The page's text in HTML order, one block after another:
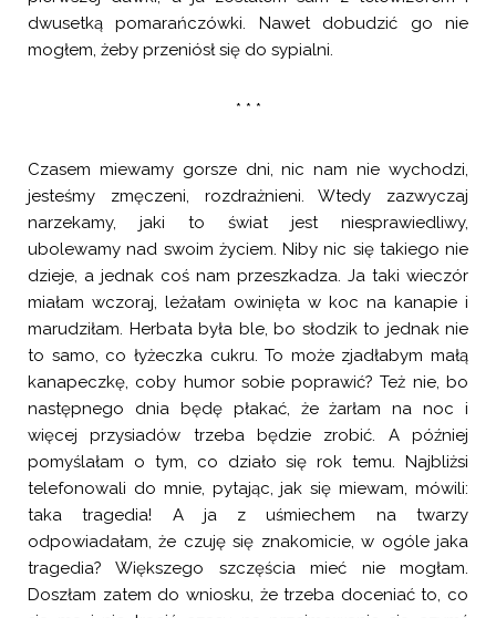
dwusetką pomarańczówki. Nawet dobudzić go nie
mogłem, żeby przeniósł się do sypialni.
* * *
Czasem miewamy gorsze dni, nic nam nie wychodzi,
jesteśmy zmęczeni, rozdrażnieni. Wtedy zazwyczaj
narzekamy, jaki to świat jest niesprawiedliwy,
ubolewamy nad swoim życiem. Niby nic się takiego nie
dzieje, a jednak coś nam przeszkadza. Ja taki wieczór
miałam wczoraj, leżałam owinięta w koc na kanapie i
marudziłam. Herbata była ble, bo słodzik to jednak nie
to samo, co łyżeczka cukru. To może zjadłabym małą
kanapeczkę, coby humor sobie poprawić? Też nie, bo
następnego dnia będę płakać, że żarłam na noc i
więcej przysiadów trzeba będzie zrobić. A później
pomyślałam o tym, co działo się rok temu. Najbliżsi
telefonowali do mnie, pytając, jak się miewam, mówili:
taka tragedia! A ja z uśmiechem na twarzy
odpowiadałam, że czuję się znakomicie, w ogóle jaka
tragedia? Większego szczęścia mieć nie mogłam.
Doszłam zatem do wniosku, że trzeba doceniać to, co